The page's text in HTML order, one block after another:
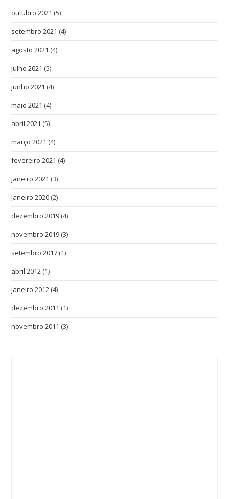
outubro 2021 (5)
setembro 2021 (4)
agosto 2021 (4)
julho 2021 (5)
junho 2021 (4)
maio 2021 (4)
abril 2021 (5)
março 2021 (4)
fevereiro 2021 (4)
janeiro 2021 (3)
janeiro 2020 (2)
dezembro 2019 (4)
novembro 2019 (3)
setembro 2017 (1)
abril 2012 (1)
janeiro 2012 (4)
dezembro 2011 (1)
novembro 2011 (3)